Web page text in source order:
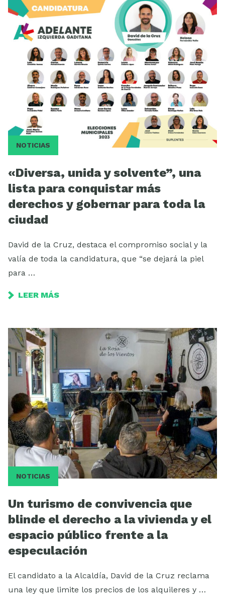
NOTICIAS
«Diversa, unida y solvente”, una
lista para conquistar más
derechos y gobernar para toda la
ciudad
David de la Cruz, destaca el compromiso social y la
valía de toda la candidatura, que “se dejará la piel
para …
LEER MÁS
NOTICIAS
Un turismo de convivencia que
blinde el derecho a la vivienda y el
espacio público frente a la
especulación
El candidato a la Alcaldía, David de la Cruz reclama
una ley que limite los precios de los alquileres y …